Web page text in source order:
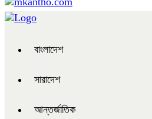
বাংলাদেশ
সারাদেশ
আন্তর্জাতিক